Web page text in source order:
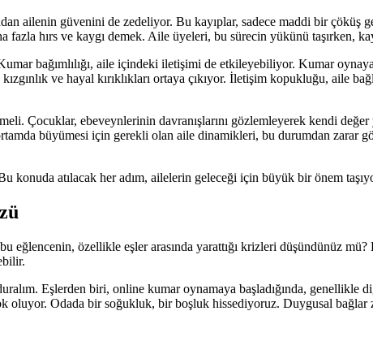
ailenin güvenini de zedeliyor. Bu kayıplar, sadece maddi bir çöküş
hırs ve kaygı demek. Aile üyeleri, bu sürecin yükünü taşırken,
bağımlılığı, aile içindeki iletişimi de etkileyebiliyor. Kumar
ve hayal kırıklıkları ortaya çıkıyor. İletişim kopukluğu, aile
Çocuklar, ebeveynlerinin davranışlarını gözlemleyerek kendi
büyümesi için gerekli olan aile dinamikleri, bu durumdan zarar
konuda atılacak her adım, ailelerin geleceği için büyük bir önem
eğlencenin, özellikle eşler arasında yarattığı krizleri düşündünüz
Eşlerden biri, online kumar oynamaya başladığında, genellikle
Odada bir soğukluk, bir boşluk hissediyoruz. Duygusal bağlar